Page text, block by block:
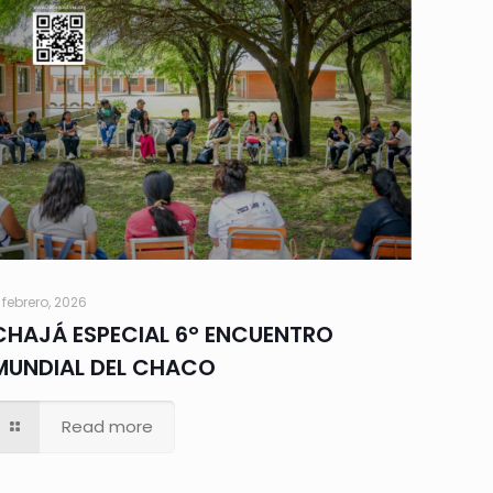
2026
ESPECIAL 6° ENCUENTRO
DEL CHACO
Read more